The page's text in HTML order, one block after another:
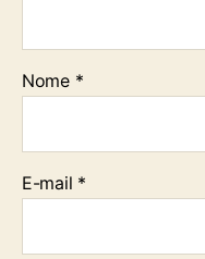
Nome *
E-mail *